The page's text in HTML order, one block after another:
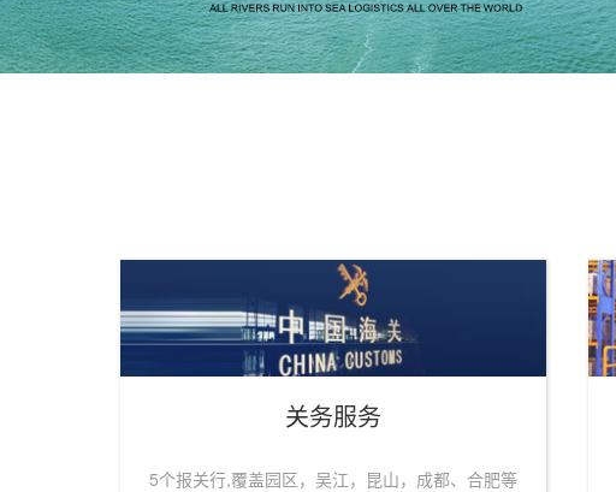
关务服务
5个报关行,覆盖园区，吴江，昆山，成都、合肥等